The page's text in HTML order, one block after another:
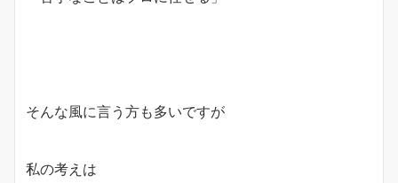
そんな風に言う方も多いですが
私の考えは